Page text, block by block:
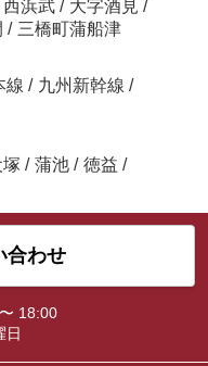
西浜武 / 大字酒見 /
/ 三橋町蒲船津
線 / 九州新幹線 /
/ 蒲池 / 徳益 /
合わせ
18:00
日